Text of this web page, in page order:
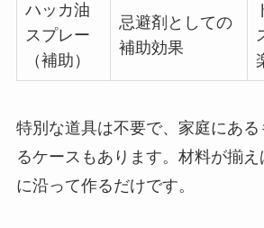
ハッカ油
スプレー
（補助）
忌避剤としての
補助効果
特別な道具は不要で、家庭にある
るケースもあります。材料が揃
に沿って作るだけです。